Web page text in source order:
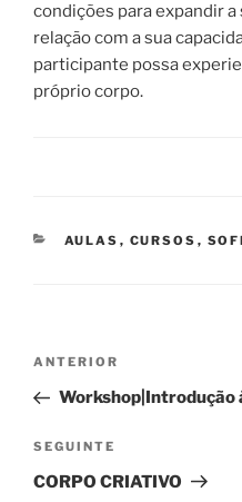
condições para expandir
relação com a sua
participante possa
própriocorpo.
CATEGORIAS
AULAS , CURSOS ,
Navegação
artigos
Conteúdo
anterior
ANTERIOR
Workshop|Introdução
Conteúdo
seguinte
SEGUINTE
CORPO CRIATIVO